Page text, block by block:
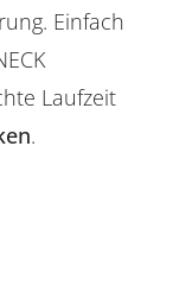
Einfach
Laufzeit
.